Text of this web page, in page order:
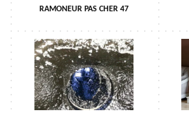
RAMONEUR PAS CHER 47